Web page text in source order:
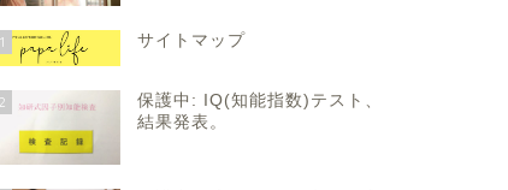
サイトマップ
保護中: IQ(知能指数)テスト、
結果発表。